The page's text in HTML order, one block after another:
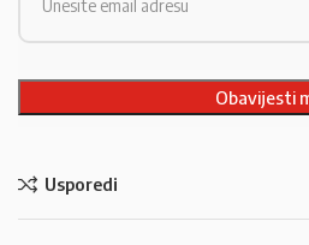
Usporedi